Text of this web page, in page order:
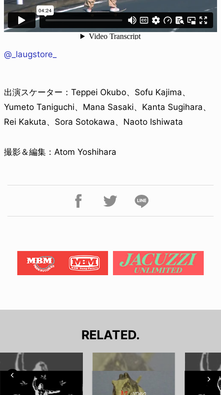
@_laugstore_
出演スケーター：Teppei Okubo、Sofu Kajima、
Yumeto Taniguchi、Mana Sasaki、Kanta Sugihara、
Rei Kakuta、Sora Sotokawa、Naoto Ishiwata
撮影＆編集：Atom Yoshihara
RELATED.